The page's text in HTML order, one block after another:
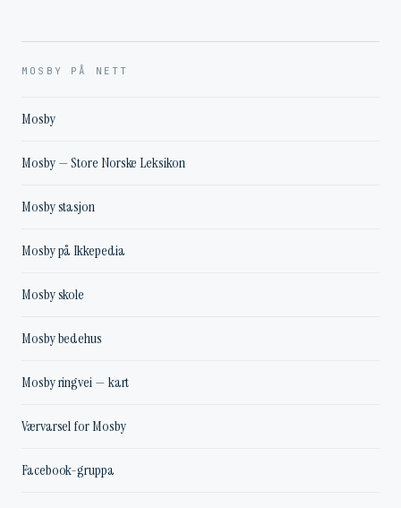
MOSBY PÅ NETT
Mosby
Mosby — Store Norske Leksikon
Mosby stasjon
Mosby på Ikkepedia
Mosby skole
Mosby bedehus
Mosby ringvei — kart
Værvarsel for Mosby
Facebook-gruppa